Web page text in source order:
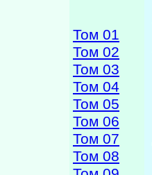
Том 01
Том 02
Том 03
Том 04
Том 05
Том 06
Том 07
Том 08